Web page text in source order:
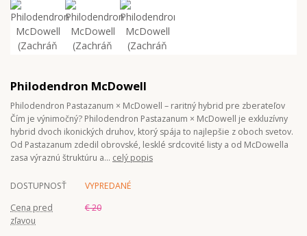
Philodendron McDowell
Philodendron Pastazanum × McDowell – raritný hybrid pre zberateľov
Čím je výnimočný? Philodendron Pastazanum × McDowell je exkluzívny
hybrid dvoch ikonických druhov, ktorý spája to najlepšie z oboch svetov.
Od Pastazanum zdedil obrovské, lesklé srdcovité listy a od McDowella
zasa výraznú štruktúru a... celý popis
DOSTUPNOSŤ
VYPREDANÉ
Cena pred
zľavou
€ 20